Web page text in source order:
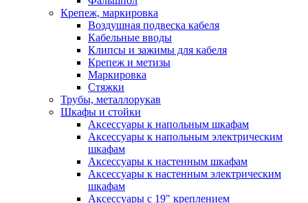
Крепеж, маркировка
Воздушная подвеска кабеля
Кабельные вводы
Клипсы и зажимы для кабеля
Крепеж и метизы
Маркировка
Стяжки
Трубы, металлорукав
Шкафы и стойки
Аксессуары к напольным шкафам
Аксессуары к напольным электрическим
шкафам
Аксессуары к настенным шкафам
Аксессуары к настенным электрическим
шкафам
Аксессуары с 19" креплением